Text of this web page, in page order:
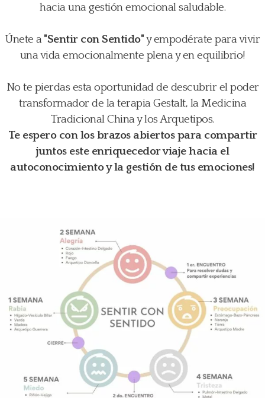
hacia una gestión emocional saludable.
Únete a"Sentir con Sentido"y empodérate para vivir
una vida emocionalmente plena y en equilibrio!
No te pierdas esta oportunidad de descubrir el poder
transformador de la terapia Gestalt, la Medicina
Tradicional China y los Arquetipos.
Te espero con los brazos abiertos para compartir
juntos este enriquecedor viaje hacia el
autoconocimiento y la gestión de tus emociones!